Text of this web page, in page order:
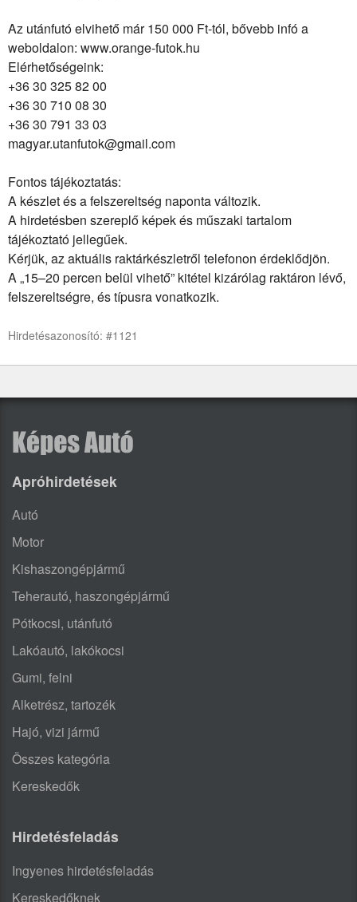
Az utánfutó elvihető már 150 000 Ft-tól, bővebb infó a
weboldalon: www.orange-futok.hu
Elérhetőségeink:
+36 30 325 82 00
+36 30 710 08 30
+36 30 791 33 03
magyar.utanfutok@gmail.com
Fontos tájékoztatás:
A készlet és a felszereltség naponta változik.
A hirdetésben szereplő képek és műszaki tartalom
tájékoztató jellegűek.
Kérjük, az aktuális raktárkészletről telefonon érdeklődjön.
A „15–20 percen belül vihető” kitétel kizárólag raktáron lévő,
felszereltségre, és típusra vonatkozik.
Hirdetésazonosító: #1121
Apróhirdetések
Autó
Motor
Kishaszongépjármű
Teherautó, haszongépjármű
Pótkocsi, utánfutó
Lakóautó, lakókocsi
Gumi, felni
Alketrész, tartozék
Hajó, vizi jármű
Összes kategória
Kereskedők
Hirdetésfeladás
Ingyenes hirdetésfeladás
Kereskedőknek